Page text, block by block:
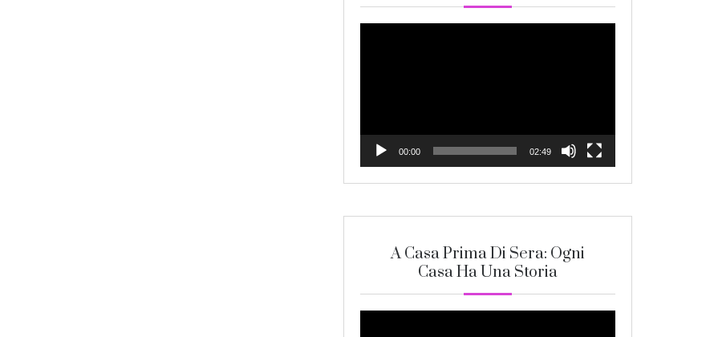
00:00 02:49
A Casa Prima Di Sera: Ogni
Casa Ha Una Storia